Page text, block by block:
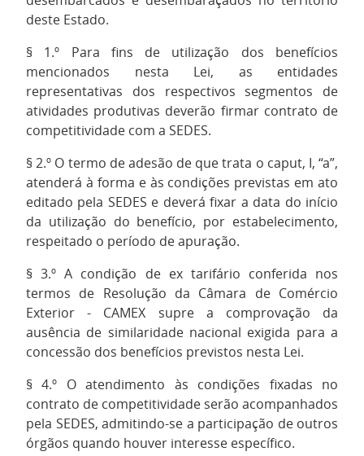
deste Estado.
§ 1.º Para fins de utilização dos benefícios
mencionados nesta Lei, as entidades
representativas dos respectivos segmentos de
atividades produtivas deverão firmar contrato de
competitividade com a SEDES.
§ 2.º O termo de adesão de que trata o caput, I, “a”,
atenderá à forma e às condições previstas em ato
editado pela SEDES e deverá fixar a data do início
da utilização do benefício, por estabelecimento,
respeitado o período de apuração.
§ 3.º A condição de ex tarifário conferida nos
termos de Resolução da Câmara de Comércio
Exterior - CAMEX supre a comprovação da
ausência de similaridade nacional exigida para a
concessão dos benefícios previstos nesta Lei.
§ 4.º O atendimento às condições fixadas no
contrato de competitividade serão acompanhados
pela SEDES, admitindo-se a participação de outros
órgãos quando houver interesse específico.